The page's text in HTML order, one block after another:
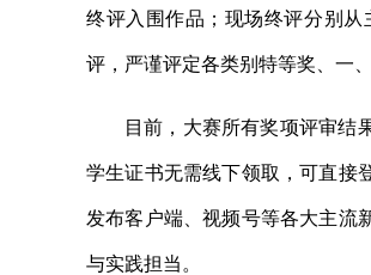
终评入围作品；现场终评分别
评，严谨评定各类别特等奖、一
目前，大赛所有奖项评审结
学生证书无需线下领取，可直接
发布客户端、视频号等各大主流
与实践担当。